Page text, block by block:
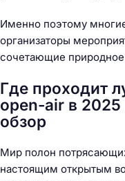
Именно поэтому
организаторы
сочетающие
Где проходит
open-air в
обзор
Мир полон
настоящим открытым